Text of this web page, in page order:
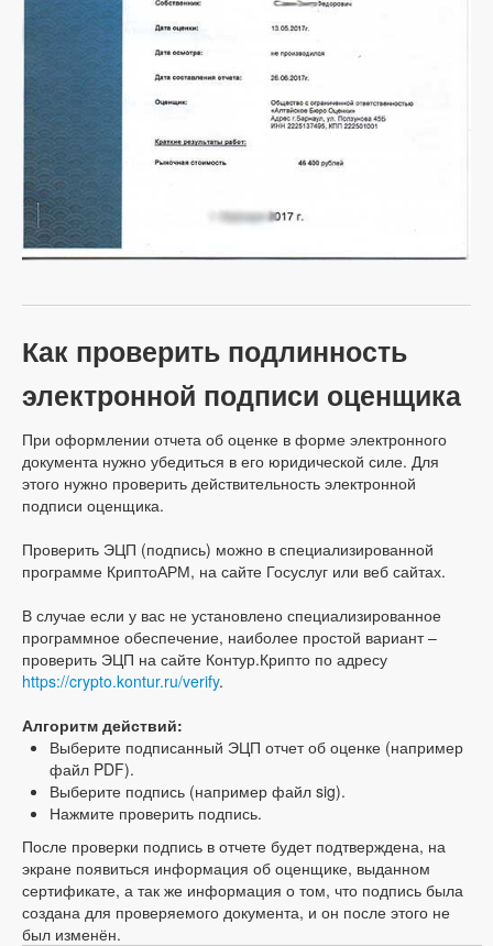
Как проверить подлинность
электронной подписи оценщика
При оформлении отчета об оценке в форме электронного
документа нужно убедиться в его юридической силе. Для
этого нужно проверить действительность электронной
подписи оценщика.
Проверить ЭЦП (подпись) можно в специализированной
программе КриптоАРМ, на сайте Госуслуг или веб сайтах.
В случае если у вас не установлено специализированное
программное обеспечение, наиболее простой вариант –
проверить ЭЦП на сайте Контур.Крипто по адресу
https://crypto.kontur.ru/verify.
Алгоритм действий:
Выберите подписанный ЭЦП отчет об оценке (например
файл PDF).
Выберите подпись (например файл sig).
Нажмите проверить подпись.
После проверки подпись в отчете будет подтверждена, на
экране появиться информация об оценщике, выданном
сертификате, а так же информация о том, что подпись была
создана для проверяемого документа, и он после этого не
был изменён.